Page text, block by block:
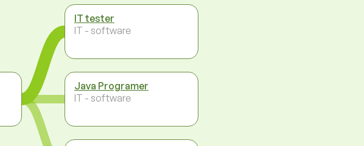
IT tester
IT - software
Java Programer
IT - software